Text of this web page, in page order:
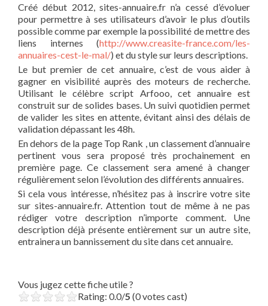
Créé début 2012, sites-annuaire.fr n’a cessé d’évoluer
pour permettre à ses utilisateurs d’avoir le plus d’outils
possible comme par exemple la possibilité de mettre des
liens internes (http://www.creasite-france.com/les-
annuaires-cest-le-mal/) et du style sur leurs descriptions.
Le but premier de cet annuaire, c’est de vous aider à
gagner en visibilité auprès des moteurs de recherche.
Utilisant le célèbre script Arfooo, cet annuaire est
construit sur de solides bases. Un suivi quotidien permet
de valider les sites en attente, évitant ainsi des délais de
validation dépassant les 48h.
En dehors de la page Top Rank , un classement d’annuaire
pertinent vous sera proposé très prochainement en
première page. Ce classement sera amené à changer
régulièrement selon l’évolution des différents annuaires.
Si cela vous intéresse, n’hésitez pas à inscrire votre site
sur sites-annuaire.fr. Attention tout de même à ne pas
rédiger votre description n’importe comment. Une
description déjà présente entièrement sur un autre site,
entrainera un bannissement du site dans cet annuaire.
Vous jugez cette fiche utile ?
Rating: 0.0/5 (0 votes cast)